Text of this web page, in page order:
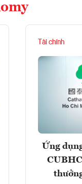
Tài chính
Ứng